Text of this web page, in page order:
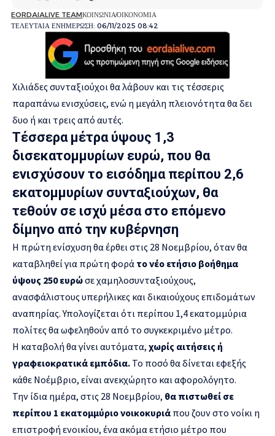
ΤΕΛΕΥΤΑΙΑ ΕΝΗΜΕΡΩΣΗ: 06/11/2025 08:42
EORDAIALIVE TEAMΚΟΙΝΩΝΙΑΟΙΚΟΝΟΜΙΑ
Χιλιάδες συνταξιούχοι θα λάβουν και τις τέσσερις
παραπάνω ενισχύσεις, ενώ η μεγάλη πλειονότητα θα δει
δυο ή και τρεις από αυτές.
Τέσσερα μέτρα ύψους 1,3
δισεκατομμυρίων ευρώ, που θα
ενισχύσουν το εισόδημα περίπου 2,6
εκατομμυρίων συνταξιούχων, θα
τεθούν σε ισχύ μέσα στο επόμενο
δίμηνο από την κυβέρνηση
Η πρώτη ενίσχυση θα έρθει στις 28 Νοεμβρίου, όταν θα
καταβληθεί για πρώτη φορά το νέο ετήσιο βοήθημα
ύψους 250 ευρώσε χαμηλοσυνταξιούχους,
ανασφάλιστους υπερήλικες και δικαιούχους επιδομάτων
αναπηρίας. Υπολογίζεται ότι περίπου 1,4 εκατομμύρια
πολίτες θα ωφεληθούν από το συγκεκριμένο μέτρο.
Η καταβολή θα γίνει αυτόματα, χωρίς αιτήσεις ή
γραφειοκρατικά εμπόδια. Το ποσό θα δίνεται εφεξής
κάθε Νοέμβριο, είναι ανεκχώρητο και αφορολόγητο.
Την ίδια ημέρα, στις 28 Νοεμβρίου, θα πιστωθεί σε
περίπου 1 εκατομμύριο νοικοκυριά που ζουν στο νοίκι η
επιστροφή ενοικίου, ένα ακόμα ετήσιο μέτρο που